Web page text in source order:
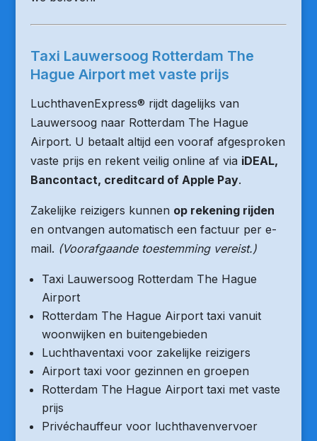
Taxi Lauwersoog Rotterdam The
Hague Airport met vaste prijs
LuchthavenExpress® rijdt dagelijks van
Lauwersoog naar Rotterdam The Hague
Airport. U betaalt altijd een vooraf afgesproken
vaste prijs en rekent veilig online af via iDEAL,
Bancontact, creditcard of Apple Pay.
Zakelijke reizigers kunnen op rekening rijden
en ontvangen automatisch een factuur per e-
mail. (Voorafgaande toestemming vereist.)
Taxi Lauwersoog Rotterdam The Hague
Airport
Rotterdam The Hague Airport taxi vanuit
woonwijken en buitengebieden
Luchthaventaxi voor zakelijke reizigers
Airport taxi voor gezinnen en groepen
Rotterdam The Hague Airport taxi met vaste
prijs
Privéchauffeur voor luchthavenvervoer